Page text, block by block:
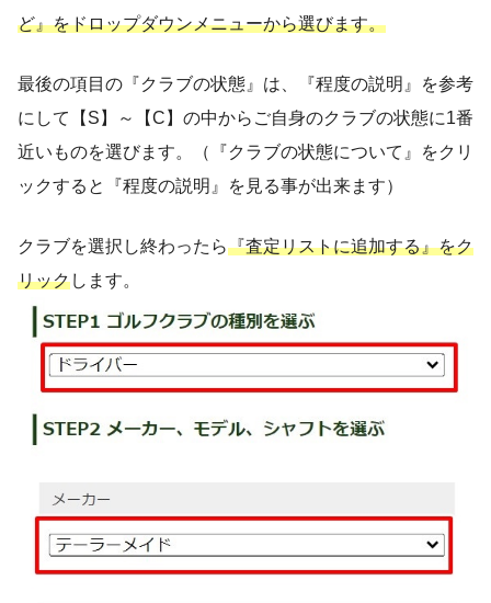
ど』をドロップダウンメニューから選びます。
最後の項目の『クラブの状態』は、『程度の説明』を参考
にして【S】～【C】の中からご自身のクラブの状態に1番
近いものを選びます。（『クラブの状態について』をクリ
ックすると『程度の説明』を見る事が出来ます）
クラブを選択し終わったら『査定リストに追加する』をク
リックします。